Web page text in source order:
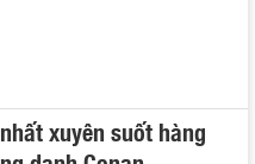
xuyên suốt hàng